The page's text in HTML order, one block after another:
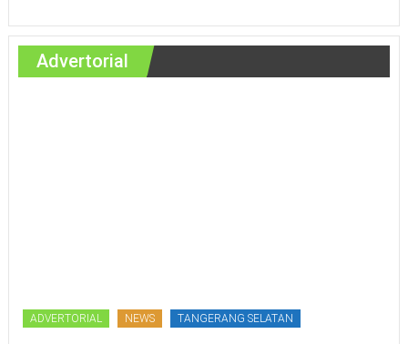
Advertorial
ADVERTORIAL NEWS TANGERANG SELATAN